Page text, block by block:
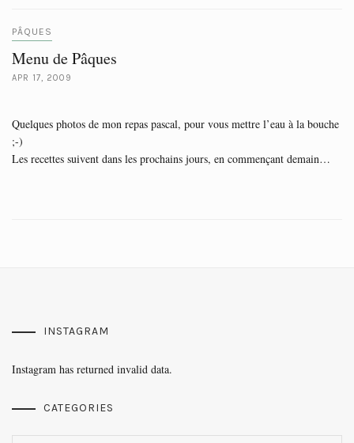
PÂQUES
Menu de Pâques
APR 17, 2009
Quelques photos de mon repas pascal, pour vous mettre l’eau à la bouche
;-)
Les recettes suivent dans les prochains jours, en commençant demain…
INSTAGRAM
Instagram has returned invalid data.
CATEGORIES